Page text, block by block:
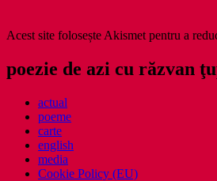
Acest site folosește Akismet pentru a
poezie de azi cu răzvan
actual
poeme
carte
english
media
Cookie Policy (EU)